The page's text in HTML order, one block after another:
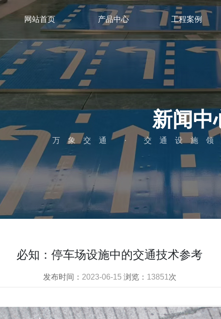
网站首页 产品中心 工程案例
新闻中
万象交通 · 交通设施领
必知：停车场设施中的交通技术参考
发布时间： 2023-06-15 浏览： 13851 次